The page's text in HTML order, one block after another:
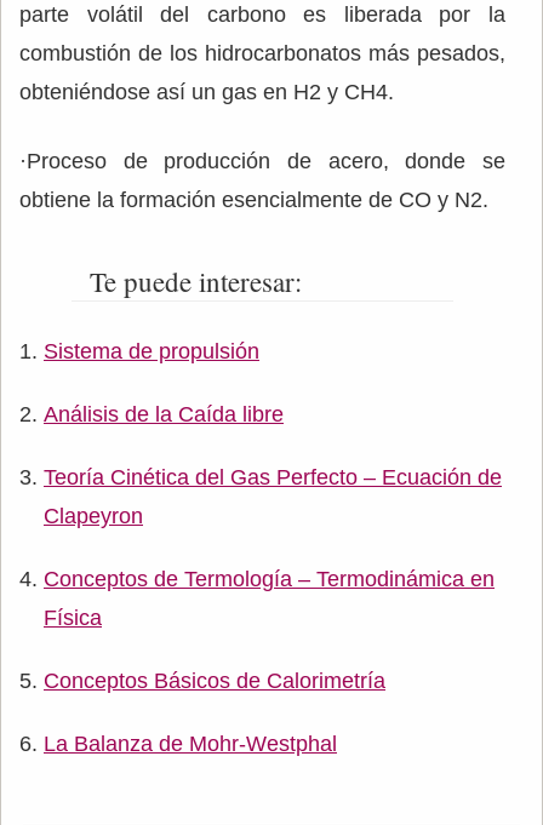
parte volátil del carbono es liberada por la
combustión de los hidrocarbonatos más pesados,
obteniéndose así un gas en H2 y CH4.
·Proceso de producción de acero, donde se
obtiene la formación esencialmente de CO y N2.
Te puede interesar:
Sistema de propulsión
Análisis de la Caída libre
Teoría Cinética del Gas Perfecto – Ecuación de
Clapeyron
Conceptos de Termología – Termodinámica en
Física
Conceptos Básicos de Calorimetría
La Balanza de Mohr-Westphal